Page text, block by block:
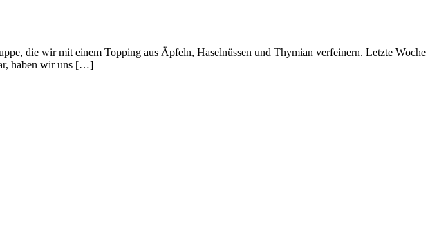
die wir mit einem Topping aus Äpfeln, Haselnüssen und Thymian verfeinern. Letzte Woche
haben wir uns […]